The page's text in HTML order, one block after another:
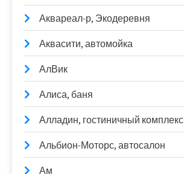
Аквареал-р, Экодеревня
Аквасити, автомойка
АлВик
Алиса, баня
Алладин, гостиничный комплекс
Альбион-Моторс, автосалон
Ам